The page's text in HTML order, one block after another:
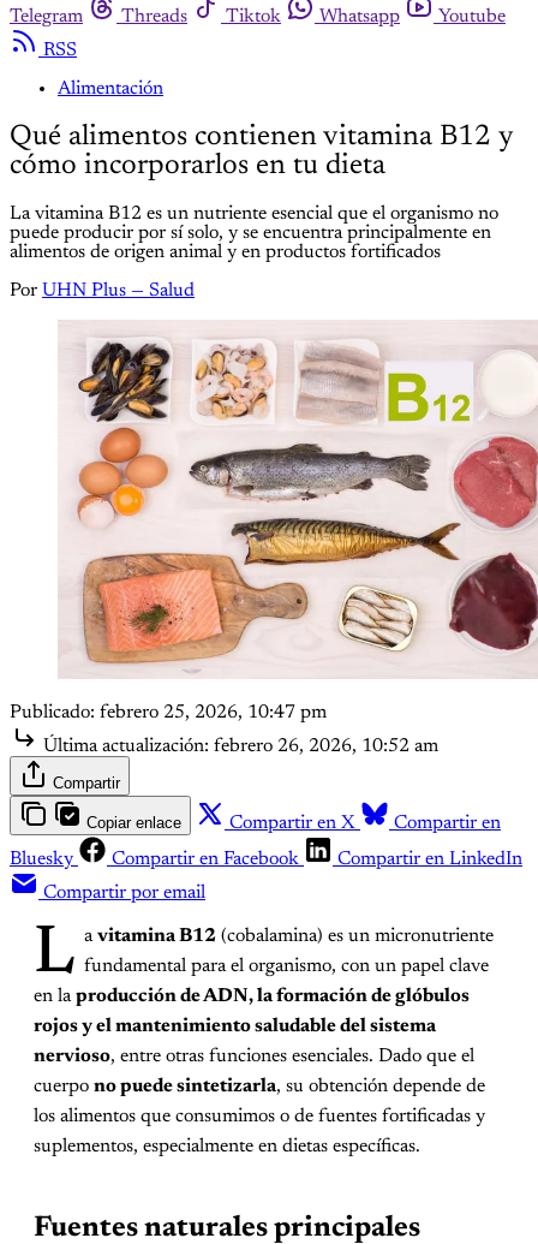
Telegram
Threads Tiktok Whatsapp
Youtube
RSS
Alimentación
Qué alimentos contienen vitamina B12 y
cómo incorporarlos en tu dieta
La vitamina B12 es un nutriente esencial que el organismo no
puede producir por sí solo, y se encuentra principalmente en
alimentos de origen animal y en productos fortificados
Por UHN Plus — Salud
Publicado: febrero 25, 2026, 10:47 pm
Última actualización: febrero 26, 2026, 10:52 am
Compartir
Copiar enlace Compartir en X
Compartir en
Bluesky
Compartir en Facebook
Compartir en LinkedIn
Compartir por email
L avitamina B12 (cobalamina) es un micronutriente
fundamental para el organismo, con un papel clave
en laproducción de ADN, la formación de glóbulos
rojos y el mantenimiento saludable del sistema
nervioso, entre otras funciones esenciales. Dado que el
cuerpo no puede sintetizarla, su obtención depende de
los alimentos que consumimos o de fuentes fortificadas y
suplementos, especialmente en dietas específicas.
Fuentes naturales principales